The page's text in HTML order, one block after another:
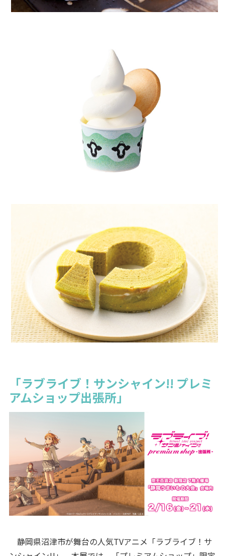
「ラブライブ！サンシャイン!! プレミ
アムショップ出張所」
静岡県沼津市が舞台の人気TVアニメ「ラブライブ！サ